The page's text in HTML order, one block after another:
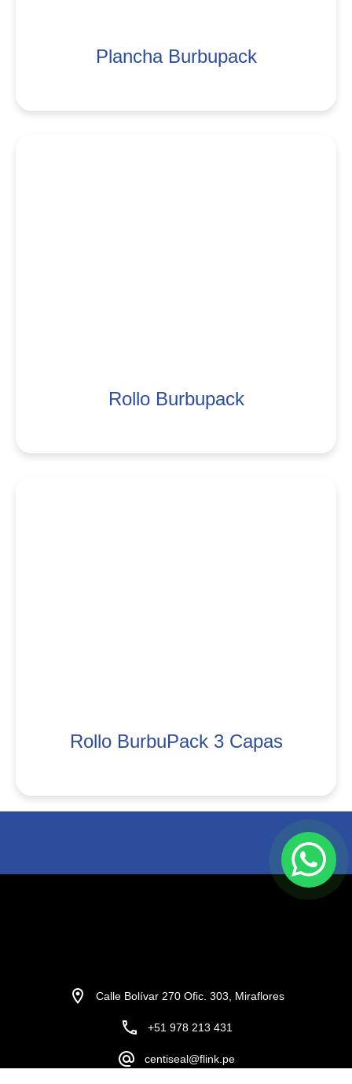
Plancha Burbupack
Rollo Burbupack
Rollo BurbuPack 3 Capas
Calle Bolívar 270 Ofic. 303, Miraflores
+51 978 213 431
centiseal@flink.pe